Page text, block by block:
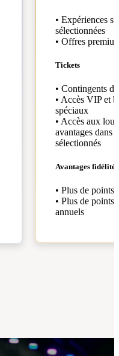
• Expériences
sélectionnées
• Offres
Tickets
• Contingents
• Accès VIP et
spéciaux
• Accès aux
avantages dans
sélectionnés
Avantages fidélité
• Plus de points
• Plus de points
annuels